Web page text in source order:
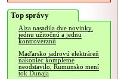
Top správy
Alza nasadila dve novinky,
jednu užitočnú a jednu
kontroverznú
Maďarsko jadrovú elektráreň
nakoniec kompletne
neodstavilo, Rumunsko mení
tok Dunaja